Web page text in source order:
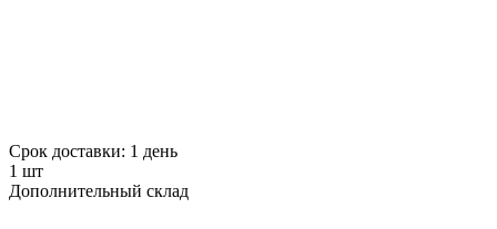
Срок доставки: 1 день
1 шт
Дополнительный склад